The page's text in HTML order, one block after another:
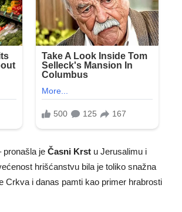
pronašla je Časni Krst u Jerusalimu i
hrišćanstvu bila je toliko snažna
Crkva i danas pamti kao primer hrabrosti